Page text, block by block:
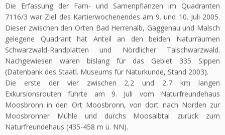
Die Erfassung der Farn- und Samenpflanzen im Quadranten
7116/3 war Ziel des Kartierwochenendes am 9. und 10. Juli 2005.
Dieser zwischen den Orten Bad Herrenalb, Gaggenau und Malsch
gelegene Quadrant hat Anteil an den beiden Naturräumen
Schwarzwald-Randplatten und Nördlicher Talschwarzwald.
Nachgewiesen waren bislang für das Gebiet 335 Sippen
(Datenbank des Staatl. Museums für Naturkunde, Stand 2003).
Die erste der vier zwischen 2,2 und 2,7 km langen
Exkursionsrouten führte am 9. Juli vom Naturfreundehaus
Moosbronn in den Ort Moos­bronn, von dort nach Norden zur
Moosbronner Mühle und durchs Moosalbtal zurück zum
Naturfreundehaus (435-458 m ü. NN).